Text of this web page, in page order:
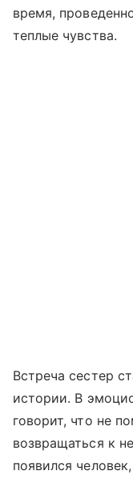
время,
теплые чувства.
Встреча сестер
истории. В
говорит, что не
возвращаться к
появился